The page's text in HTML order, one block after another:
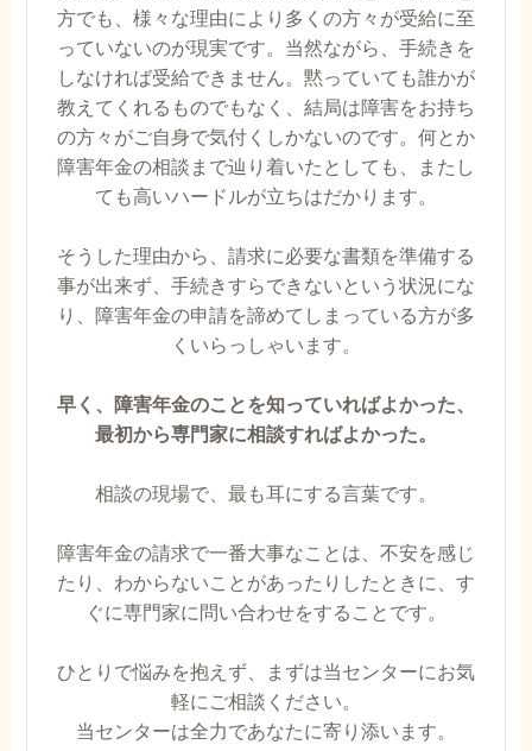
方でも、様々な理由により多くの方々が受給に至
っていないのが現実です。当然ながら、手続きを
しなければ受給できません。黙っていても誰かが
教えてくれるものでもなく、結局は障害をお持ち
の方々がご自身で気付くしかないのです。何とか
障害年金の相談まで辿り着いたとしても、またし
ても高いハードルが立ちはだかります。
そうした理由から、請求に必要な書類を準備する
事が出来ず、手続きすらできないという状況にな
り、障害年金の申請を諦めてしまっている方が多
くいらっしゃいます。
早く、障害年金のことを知っていればよかった、
最初から専門家に相談すればよかった。
相談の現場で、最も耳にする言葉です。
障害年金の請求で一番大事なことは、不安を感じ
たり、わからないことがあったりしたときに、す
ぐに専門家に問い合わせをすることです。
ひとりで悩みを抱えず、まずは当センターにお気
軽にご相談ください。
当センターは全力であなたに寄り添います。